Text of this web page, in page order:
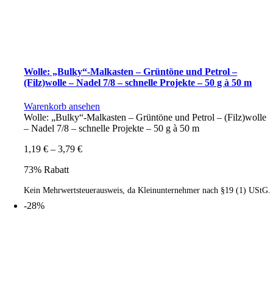
Wolle: „Bulky“-Malkasten – Grüntöne und Petrol –
(Filz)wolle – Nadel 7/8 – schnelle Projekte – 50 g à 50 m
Warenkorb ansehen
Wolle: „Bulky“-Malkasten – Grüntöne und Petrol – (Filz)wolle
– Nadel 7/8 – schnelle Projekte – 50 g à 50 m
1,19€ –3,79€
73% Rabatt
Kein Mehrwertsteuerausweis, da Kleinunternehmer nach §19 (1) UStG.
-28%